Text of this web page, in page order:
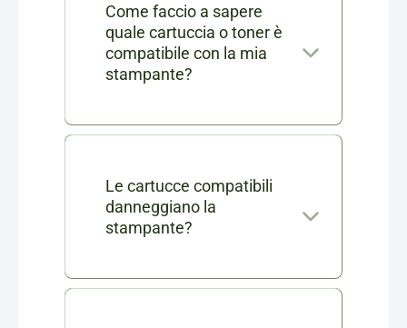
Come faccio a sapere
quale cartuccia o toner è
compatibile con la mia
stampante?
Nella scheda di ogni prodotto
completo dei modelli di
stampanti compatibili. Se ti
contattarci in chat o via mail a
Le cartucce compatibili
danneggiano la
stampante?
No, le nostre cartucce